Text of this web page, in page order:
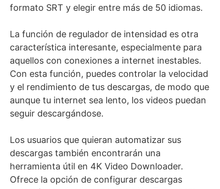
formato SRT y elegir entre más de 50 idiomas.
La función de regulador de intensidad es otra
característica interesante, especialmente para
aquellos con conexiones a internet inestables.
Con esta función, puedes controlar la velocidad
y el rendimiento de tus descargas, de modo que
aunque tu internet sea lento, los videos puedan
seguir descargándose.
Los usuarios que quieran automatizar sus
descargas también encontrarán una
herramienta útil en 4K Video Downloader.
Ofrece la opción de configurar descargas